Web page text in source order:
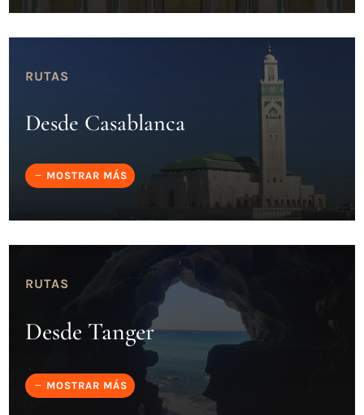
RUTAS
Desde Casablanca
MOSTRAR MÁS
RUTAS
Desde Tanger
MOSTRAR MÁS